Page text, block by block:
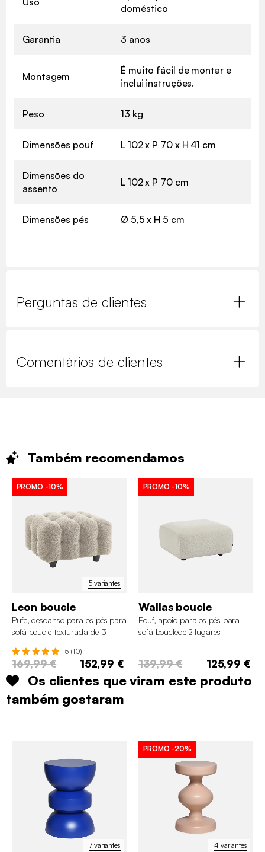
doméstico
Garantia 3 anos
Montagem
É muito fácil de montar e
inclui instruções.
Peso 13 kg
Dimensões pouf L 102 x P 70 x H 41 cm
Dimensões do
assento
L 102 x P 70 cm
Dimensões pés Ø 5,5 x H 5 cm
Perguntas de clientes
Comentários de clientes
Também recomendamos
5 variantes
PROMO -10%
Leon boucle
Pufe, descanso para os pés para
sofá boucle texturada de 3
5 (10)
169,99 € 152,99 €
PROMO -10%
Wallas boucle
Pouf, apoio para os pés para
sofá bouclede 2 lugares
139,99 € 125,99 €
Os clientes que viram este produto
também gostaram
7 variantes 4 variantes
PROMO -20%